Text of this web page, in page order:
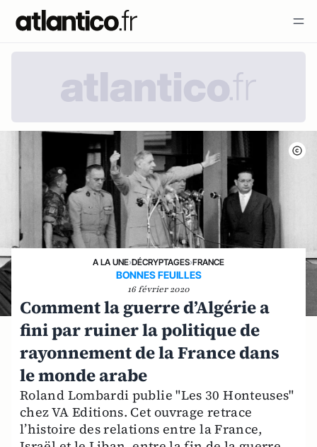
A LA UNE›DÉCRYPTAGES›FRANCE
BONNES FEUILLES
16 février 2020
Comment la guerre d’Algérie a
fini par ruiner la politique de
rayonnement de la France dans
le monde arabe
Roland Lombardi publie "Les 30 Honteuses"
chez VA Editions. Cet ouvrage retrace
l’histoire des relations entre la France,